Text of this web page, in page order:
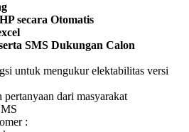
secara Otomatis
SMS Dukungan Calon
untuk mengukur elektabilitas versi
pertanyaan dari masyarakat
: